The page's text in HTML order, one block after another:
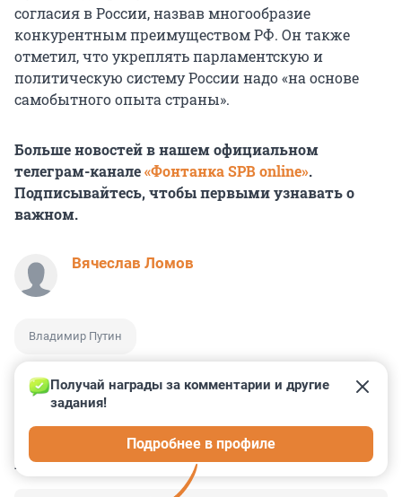
согласия в России, назвав многообразие
конкурентным преимуществом РФ. Он также
отметил, что укреплять парламентскую и
политическую систему России надо «на основе
самобытного опыта страны».
Больше новостей в нашем официальном
телеграм-канале«Фонтанка SPB online».
Подписывайтесь, чтобы первыми узнавать о
важном.
Вячеслав Ломов
Владимир Путин
КОММЕНТАРИИ 17
Получай награды за комментарии и другие
задания!
Подробнее в профиле